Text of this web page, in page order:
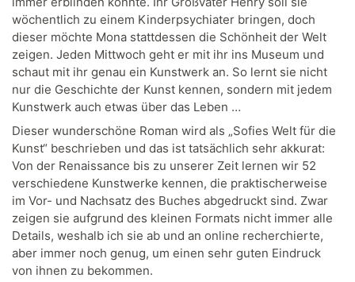
wöchentlich zu einem Kinderpsychiater bringen, doch
dieser möchte Mona stattdessen die Schönheit der Welt
zeigen. Jeden Mittwoch geht er mit ihr ins Museum und
schaut mit ihr genau ein Kunstwerk an. So lernt sie nicht
nur die Geschichte der Kunst kennen, sondern mit jedem
Kunstwerk auch etwas über das Leben …
Dieser wunderschöne Roman wird als „Sofies Welt für die
Kunst“ beschrieben und das ist tatsächlich sehr akkurat:
Von der Renaissance bis zu unserer Zeit lernen wir 52
verschiedene Kunstwerke kennen, die praktischerweise
im Vor- und Nachsatz des Buches abgedruckt sind. Zwar
zeigen sie aufgrund des kleinen Formats nicht immer alle
Details, weshalb ich sie ab und an online recherchierte,
aber immer noch genug, um einen sehr guten Eindruck
von ihnen zu bekommen.